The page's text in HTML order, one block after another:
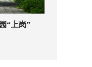
“上岗”